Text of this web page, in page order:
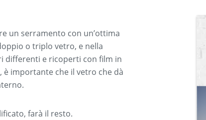
un serramento con un’ottima
o triplo vetro, e nella
differenti e ricoperti con film in
importante che il vetro che dà
farà il resto.